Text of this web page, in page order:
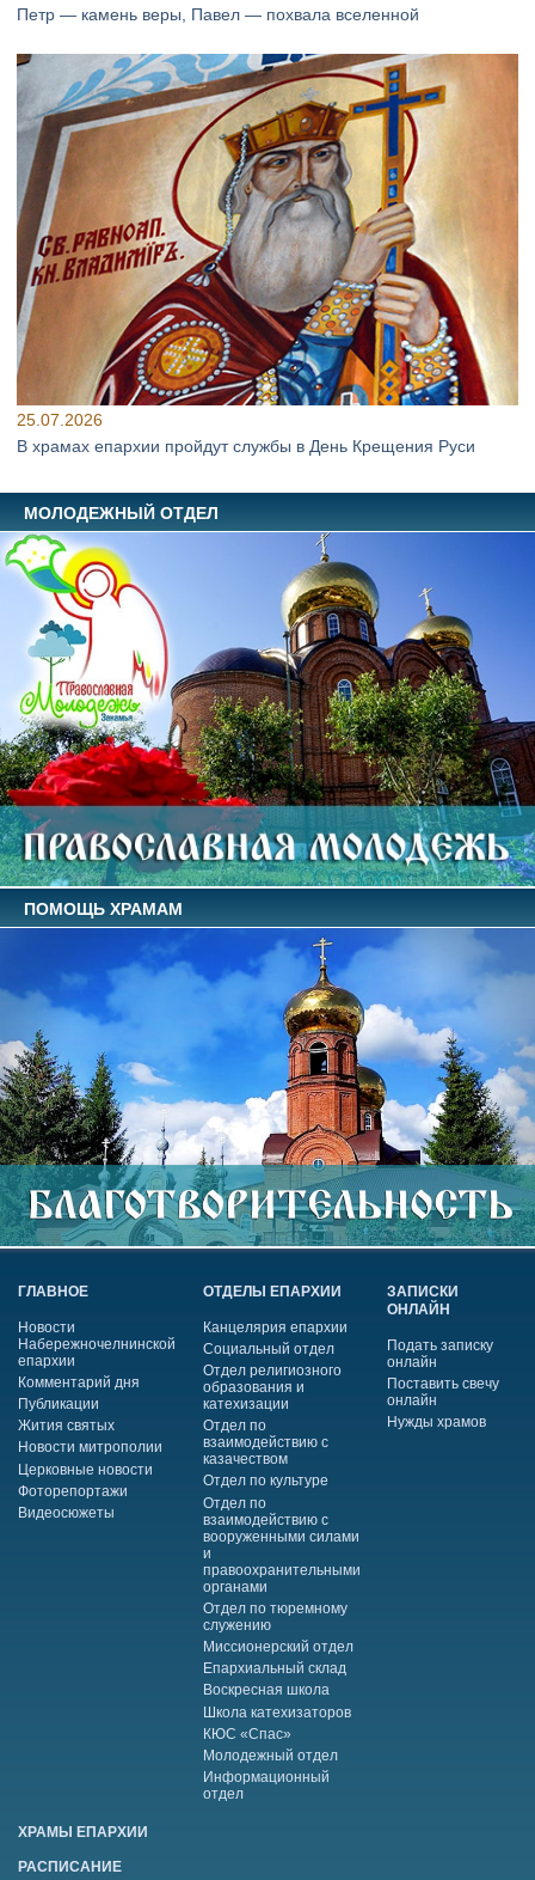
Петр — камень веры, Павел — похвала вселенной
25.07.2026
В храмах епархии пройдут службы в День Крещения Руси
МОЛОДЕЖНЫЙ ОТДЕЛ
ПОМОЩЬ ХРАМАМ
ГЛАВНОЕ
Новости
Набережночелнинской
епархии
Комментарий дня
Публикации
Жития святых
Новости митрополии
Церковные новости
Фоторепортажи
Видеосюжеты
ОТДЕЛЫ ЕПАРХИИ
Канцелярия епархии
Социальный отдел
Отдел религиозного
образования и
катехизации
Отдел по
взаимодействию с
казачеством
Отдел по культуре
Отдел по
взаимодействию с
вооруженными силами
и
правоохранительными
органами
Отдел по тюремному
служению
Миссионерский отдел
Епархиальный склад
Воскресная школа
Школа катехизаторов
КЮС «Спас»
Молодежный отдел
Информационный
отдел
ЗАПИСКИ
ОНЛАЙН
Подать записку
онлайн
Поставить свечу
онлайн
Нужды храмов
ХРАМЫ ЕПАРХИИ
РАСПИСАНИЕ